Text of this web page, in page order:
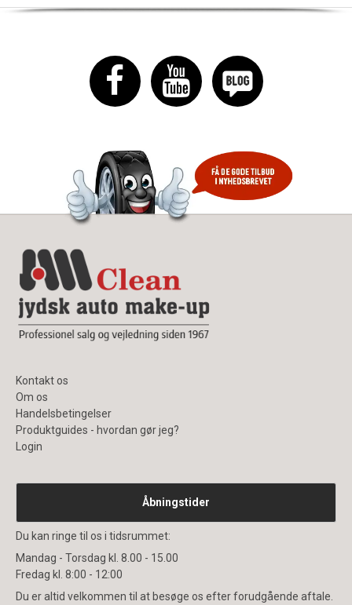
Kontakt os
Om os
Handelsbetingelser
Produktguides - hvordan gør jeg?
Login
Åbningstider
Du kan ringe til os i tidsrummet:
Mandag - Torsdag kl. 8.00 - 15.00
Fredag kl. 8:00 - 12:00
Du er altid velkommen til at besøge os efter forudgående aftale.